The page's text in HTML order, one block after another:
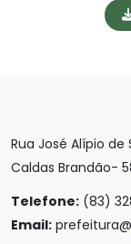
Rua José Alípio de
Caldas Brandão-
Telefone: (83)
Email: